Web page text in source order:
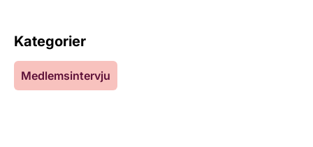
Kategorier
Medlemsintervju